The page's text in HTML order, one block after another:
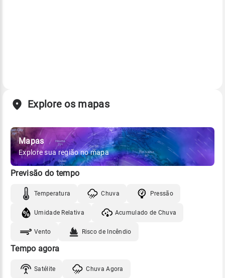
Explore os mapas
Mapas
Explore sua região no mapa
Previsão do tempo
Temperatura Chuva Pressão
Umidade Relativa Acumulado de Chuva
Vento Risco de Incêndio
Tempo agora
Satélite Chuva Agora